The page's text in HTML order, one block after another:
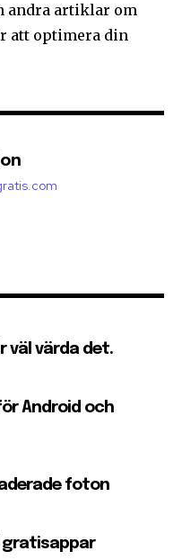
andra artiklar om
att optimera din
väl värda det.
Android och
foton
gratisappar